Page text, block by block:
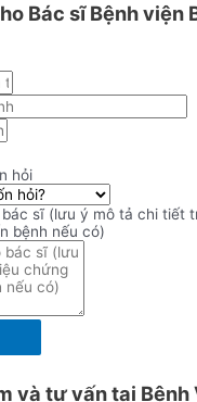
Bác sĩ Bệnh viện
hỏi
sĩ (lưu ý mô tả chi tiết
bệnh nếu có)
và tư vấn tại Bệnh